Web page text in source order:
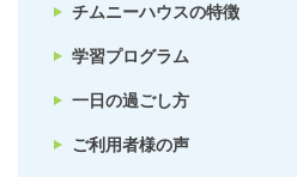
チムニーハウスの特徴
学習プログラム
一日の過ごし方
ご利用者様の声